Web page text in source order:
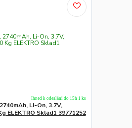
Li-On, 3.7V,
ELEKTRO Sklad1 39771252
Ihned k odeslání do 15h 1 ks